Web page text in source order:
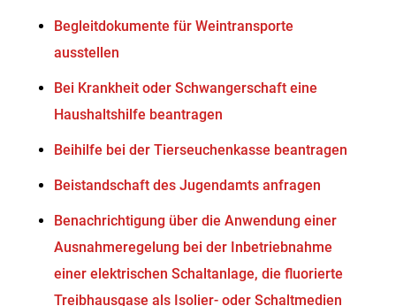
Begleitdokumente für Weintransporte
ausstellen
Bei Krankheit oder Schwangerschaft eine
Haushaltshilfe beantragen
Beihilfe bei der Tierseuchenkasse beantragen
Beistandschaft des Jugendamts anfragen
Benachrichtigung über die Anwendung einer
Ausnahmeregelung bei der Inbetriebnahme
einer elektrischen Schaltanlage, die fluorierte
Treibhausgase als Isolier- oder Schaltmedien